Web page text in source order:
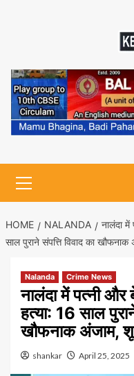
Menu
HOME NALANDA
नालंदा
साल पुराने संपत्ति विवाद का
Nalanda Crime News
नालंदा में पत्नी
हत्या: 16 साल
खौफनाक अंजाम,
shankar April 25, 2025